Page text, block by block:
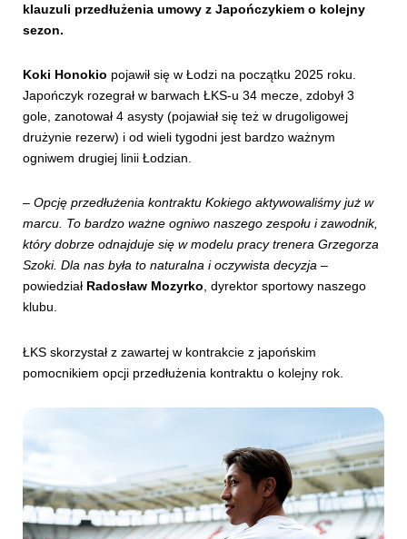
SKLEP KUP BILET
klauzuli przedłużenia umowy z Japończykiem o kolejny
sezon.
Koki Honokio pojawił się w Łodzi na początku 2025 roku.
Japończyk rozegrał w barwach ŁKS-u 34 mecze, zdobył 3
gole, zanotował 4 asysty (pojawiał się też w drugoligowej
drużynie rezerw) i od wieli tygodni jest bardzo ważnym
ogniwem drugiej linii Łodzian.
– Opcję przedłużenia kontraktu Kokiego aktywowaliśmy już w
marcu. To bardzo ważne ogniwo naszego zespołu i zawodnik,
który dobrze odnajduje się w modelu pracy trenera Grzegorza
Szoki. Dla nas była to naturalna i oczywista decyzja –
powiedział Radosław Mozyrko, dyrektor sportowy naszego
klubu.
ŁKS skorzystał z zawartej w kontrakcie z japońskim
pomocnikiem opcji przedłużenia kontraktu o kolejny rok.